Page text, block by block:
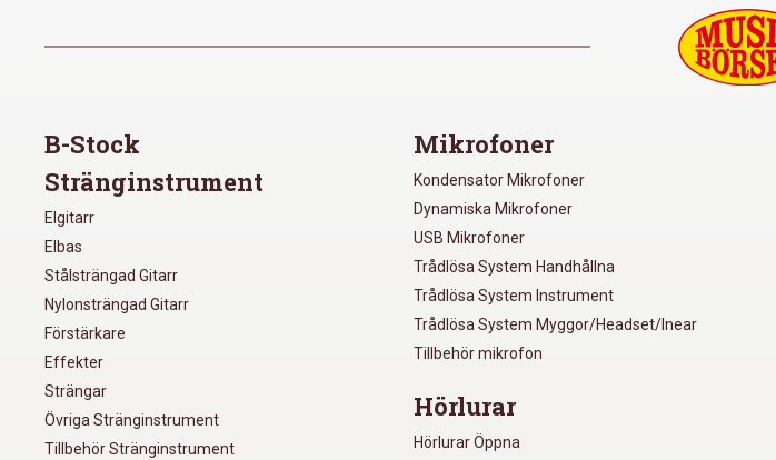
B-Stock
Stränginstrument
Elgitarr
Elbas
Stålsträngad Gitarr
Nylonsträngad Gitarr
Förstärkare
Effekter
Strängar
Övriga Stränginstrument
Tillbehör Stränginstrument
Mikrofoner
Kondensator Mikrofoner
Dynamiska Mikrofoner
USB Mikrofoner
Trådlösa System Handhållna
Trådlösa System Instrument
Trådlösa System Myggor/Headset/Inear
Tillbehör mikrofon
Hörlurar
Hörlurar Öppna